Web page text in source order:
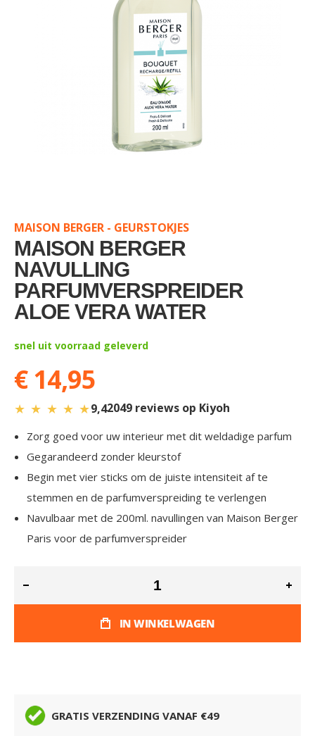
beginning
of
the
images
gallery
MAISON BERGER - GEURSTOKJES
MAISON BERGER
NAVULLING
PARFUMVERSPREIDER
ALOE VERA WATER
snel uit voorraad geleverd
€ 14,95
★ ★ ★ ★ ★9,42049 reviews op Kiyoh
Zorg goed voor uw interieur met dit weldadige parfum
Gegarandeerd zonder kleurstof
Begin met vier sticks om de juiste intensiteit af te
stemmen en de parfumverspreiding te verlengen
Navulbaar met de 200ml. navullingen van Maison Berger
Paris voor de parfumverspreider
IN WINKELWAGEN
GRATIS VERZENDING VANAF €49